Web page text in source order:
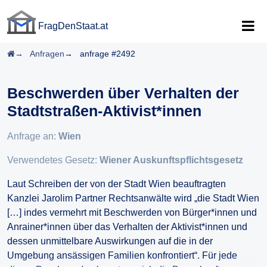
FragDenStaat.at
Startseite
Anfragen anfrage #2492
Beschwerden über Verhalten der
Stadtstraßen-Aktivist*innen
Anfrage an: Wien
Verwendetes Gesetz: Wiener Auskunftspflichtsgesetz
Laut Schreiben der von der Stadt Wien beauftragten
Kanzlei Jarolim Partner Rechtsanwälte wird „die Stadt Wien
[…] indes vermehrt mit Beschwerden von Bürger*innen und
Anrainer*innen über das Verhalten der Aktivist*innen und
dessen unmittelbare Auswirkungen auf die in der
Umgebung ansässigen Familien konfrontiert“. Für jede